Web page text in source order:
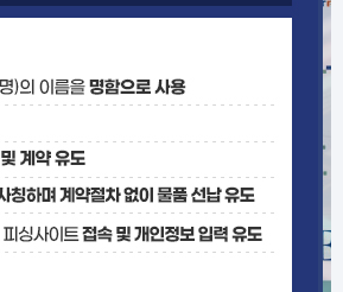
호남권연구
기획본부
사업화본부
행정본부
대외협력부